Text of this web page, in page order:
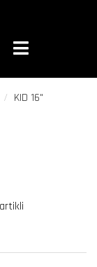
KID 16"